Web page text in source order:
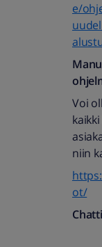
e/
Voi
niin
ot/